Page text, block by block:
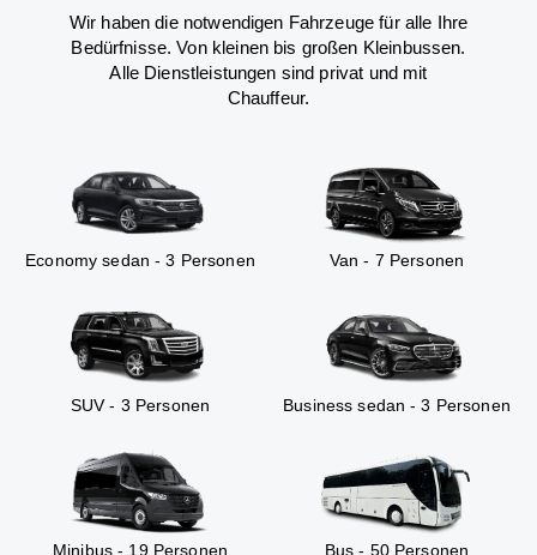
Wir haben die notwendigen Fahrzeuge für alle Ihre
Bedürfnisse. Von kleinen bis großen Kleinbussen.
Alle Dienstleistungen sind privat und mit
Chauffeur.
Economy sedan - 3 Personen Van - 7 Personen
SUV - 3 Personen Business sedan - 3 Personen
Minibus - 19 Personen Bus - 50 Personen